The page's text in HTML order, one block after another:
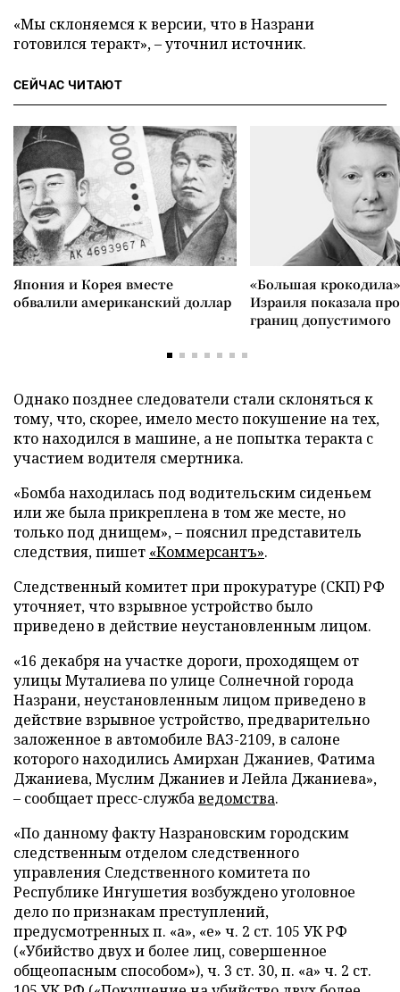
«Мы склоняемся к версии, что в Назрани
готовился теракт», – уточнил источник.
СЕЙЧАС ЧИТАЮТ
Япония и Корея вместе
обвалили американский доллар
«Большая
Израиля показала
границ допустимого
Однако позднее следователи стали склоняться к
тому, что, скорее, имело место покушение на тех,
кто находился в машине, а не попытка теракта с
участием водителя смертника.
«Бомба находилась под водительским сиденьем
или же была прикреплена в том же месте, но
только под днищем», – пояснил представитель
следствия, пишет «Коммерсантъ».
Следственный комитет при прокуратуре (СКП) РФ
уточняет, что взрывное устройство было
приведено в действие неустановленным лицом.
«16 декабря на участке дороги, проходящем от
улицы Муталиева по улице Солнечной города
Назрани, неустановленным лицом приведено в
действие взрывное устройство, предварительно
заложенное в автомобиле ВАЗ-2109, в салоне
которого находились Амирхан Джаниев, Фатима
Джаниева, Муслим Джаниев и Лейла Джаниева»,
– сообщает пресс-службаведомства.
«По данному факту Назрановским городским
следственным отделом следственного
управления Следственного комитета по
Республике Ингушетия возбуждено уголовное
дело по признакам преступлений,
предусмотренных п. «а», «е» ч. 2 ст. 105 УК РФ
(«Убийство двух и более лиц, совершенное
общеопасным способом»), ч. 3 ст. 30, п. «а» ч. 2 ст.